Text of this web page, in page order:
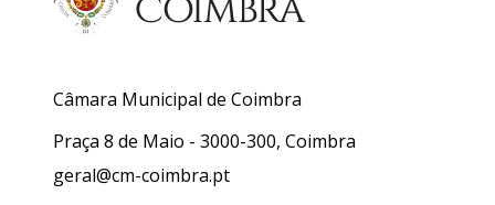
Câmara Municipal de Coimbra
Praça 8 de Maio - 3000-300, Coimbra
geral@cm-coimbra.pt